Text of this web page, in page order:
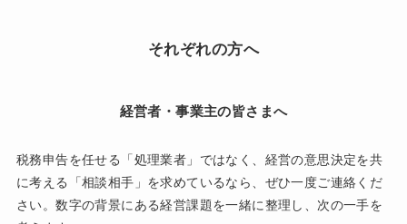
それぞれの方へ
経営者・事業主の皆さまへ
税務申告を任せる「処理業者」ではなく、経営の意思決定を共
に考える「相談相手」を求めているなら、ぜひ一度ご連絡くだ
さい。数字の背景にある経営課題を一緒に整理し、次の一手を